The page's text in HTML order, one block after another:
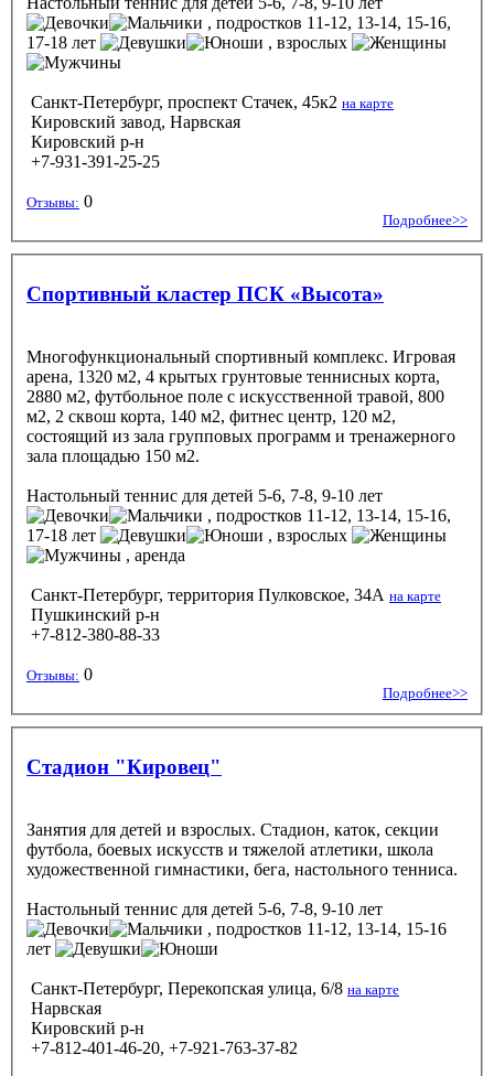
, подростков 11-12, 13-14, 15-16,
17-18 лет
, взрослых
Санкт-Петербург, проспект Стачек, 45к2 на карте
Кировский завод, Нарвская
Кировский р-н
+7-931-391-25-25
Отзывы: 0
Подробнее>>
Спортивный кластер ПСК «Высота»
Многофункциональный спортивный комплекс. Игровая
арена, 1320 м2, 4 крытых грунтовые теннисных корта,
2880 м2, футбольное поле с искусственной травой, 800
м2, 2 сквош корта, 140 м2, фитнес центр, 120 м2,
состоящий из зала групповых программ и тренажерного
зала площадью 150 м2.
Настольный теннис для детей 5-6, 7-8, 9-10 лет
, подростков 11-12, 13-14, 15-16,
17-18 лет
, взрослых
, аренда
Санкт-Петербург, территория Пулковское, 34А на карте
Пушкинский р-н
+7-812-380-88-33
Отзывы: 0
Подробнее>>
Стадион "Кировец"
Занятия для детей и взрослых. Стадион, каток, секции
футбола, боевых искусств и тяжелой атлетики, школа
художественной гимнастики, бега, настольного тенниса.
Настольный теннис для детей 5-6, 7-8, 9-10 лет
, подростков 11-12, 13-14, 15-16
лет
Санкт-Петербург, Перекопская улица, 6/8 на карте
Нарвская
Кировский р-н
+7-812-401-46-20, +7-921-763-37-82